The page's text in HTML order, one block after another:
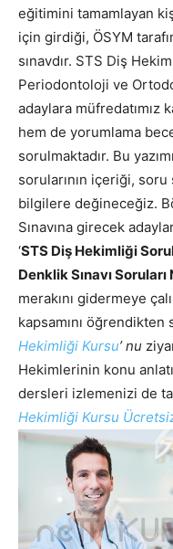
eğitimini tamamlayan
için girdiği, ÖSYM
sınavdır. STS Diş
Periodontoloji ve
adaylara müfredatımız
hem de yorumlama
sorulmaktadır. Bu
sorularının içeriği, soru
bilgilere değineceğiz.
Sınavına girecek
‘STS Diş Hekimliği
Denklik Sınavı
merakını gidermeye
kapsamını
Hekimliği Kursu’ nu
Hekimlerinin konu
dersleri izlemenizi de
Hekimliği Kursu